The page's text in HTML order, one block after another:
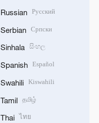
Russian Русский
Serbian Српски
Sinhala සිංහල
Spanish Español
Swahili Kiswahili
Tamil தமிழ்
Thai ไทย